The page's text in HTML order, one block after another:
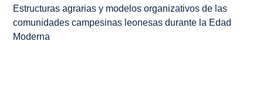
Estructuras agrarias y modelos organizativos de las
comunidades campesinas leonesas durante la Edad
Moderna